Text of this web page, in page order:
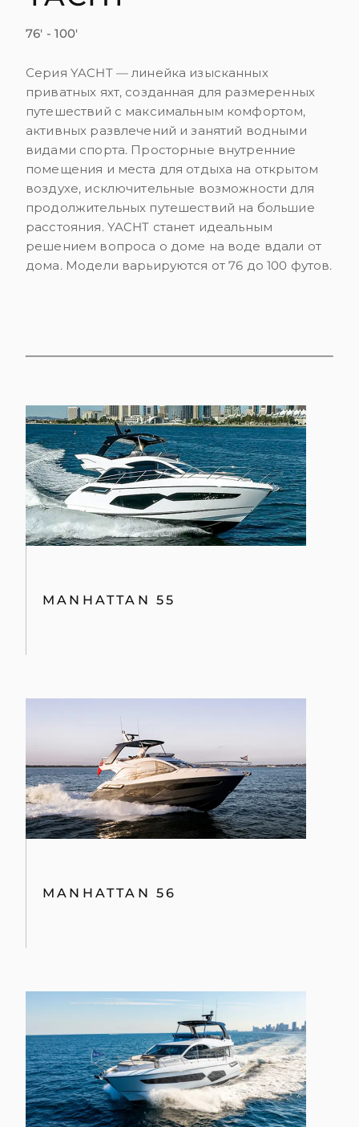
76' - 100'
Серия YACHT — линейка изысканных
приватных яхт, созданная для размеренных
путешествий с максимальным комфортом,
активных развлечений и занятий водными
видами спорта. Просторные внутренние
помещения и места для отдыха на открытом
воздухе, исключительные возможности для
продолжительных путешествий на большие
расстояния. YACHT станет идеальным
решением вопроса о доме на воде вдали от
дома. Модели варьируются от 76 до 100 футов.
MANHATTAN 55
MANHATTAN 56